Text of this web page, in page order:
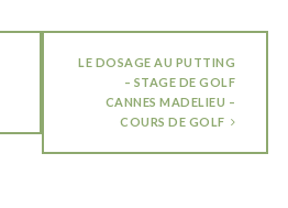
LE DOSAGE AU PUTTING
– STAGE DE GOLF
CANNES MADELIEU –
COURS DE GOLF